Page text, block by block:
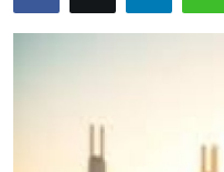
Bakım & Arıza Çözümleri
Trafik Cezaları & Mevzuat